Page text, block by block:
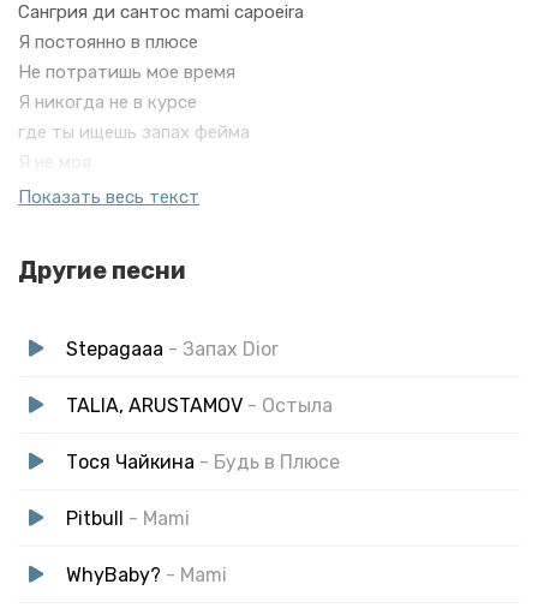
Сангрия ди сантос mami capoeira
Я постоянно в плюсе
Не потратишь мое время
Я никогда не в курсе
где ты ищешь запах фейма
Я не моя
Сангрия ди сантос mami capoeira
Я никогда не в курсе
Показать весь текст
Другие песни
Stepagaaa - Запах Dior
TALIA, ARUSTAMOV - Остыла
Тося Чайкина - Будь в Плюсе
Pitbull - Mami
WhyBaby? - Mami